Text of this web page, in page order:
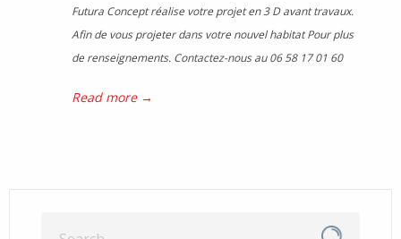
Futura Concept réalise votre projet en 3 D avant travaux.
Afin de vous projeter dans votre nouvel habitat Pour plus
de renseignements. Contactez-nous au 06 58 17 01 60
Read more →